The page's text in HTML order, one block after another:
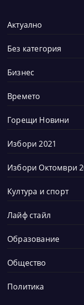
Актуално
Без категория
Бизнес
Времето
Горещи Новини
Избори 2021
Избори Октомври
Култура и спорт
Лайф стайл
Образование
Общество
Политика